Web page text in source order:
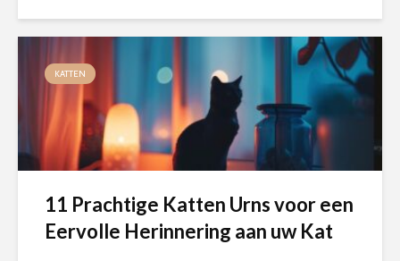
KATTEN
11 Prachtige Katten Urns voor een
Eervolle Herinnering aan uw Kat